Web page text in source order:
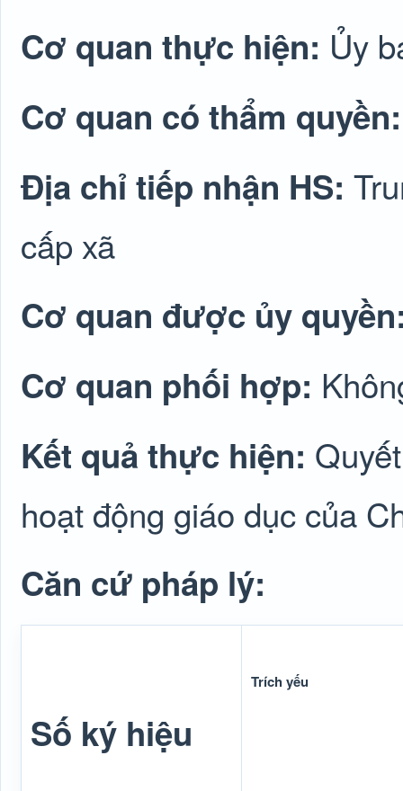
Cơ quan thực hiện: Ủy
Cơ quan có thẩm
Địa chỉ tiếp nhận HS:
cấp xã
Cơ quan được ủy
Cơ quan phối hợp:
Kết quả thực hiện:
hoạt động giáo dục của
Căn cứ pháp lý:
Số ký hiệu
Trích yếu